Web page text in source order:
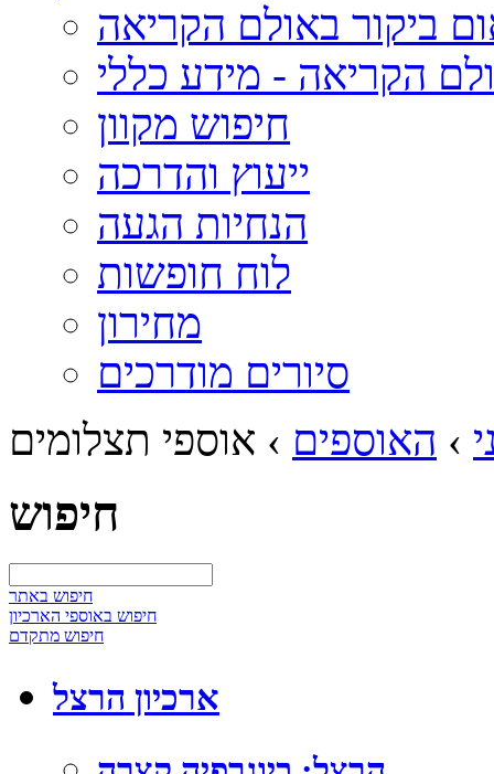
ביקור באולם הקריאה
הקריאה - מידע כללי
חיפוש מקוון
ייעוץ והדרכה
הנחיות הגעה
לוח חופשות
מחירון
סיורים מודרכים
› האוספים › אוספי תצלומים
חיפוש
חיפוש באתר
חיפוש באוספי הארכיון
חיפוש מתקדם
ארכיון הרצל